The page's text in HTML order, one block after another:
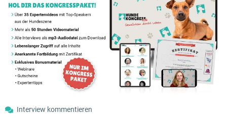
Interview kommentieren